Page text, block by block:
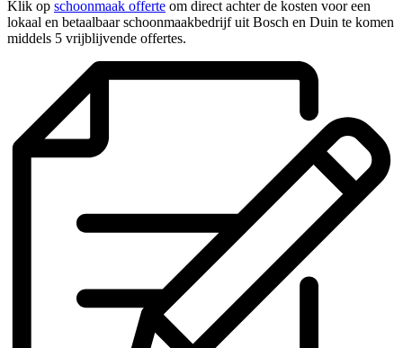
Klik op schoonmaak offerte om direct achter de kosten voor een
lokaal en betaalbaar schoonmaakbedrijf uit Bosch en Duin te komen
middels 5 vrijblijvende offertes.